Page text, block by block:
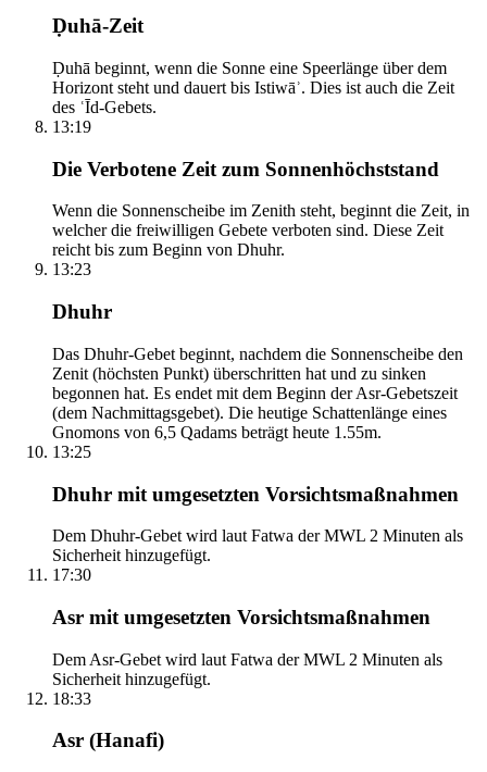
Ḍuhā-Zeit
Ḍuhā beginnt, wenn die Sonne eine Speerlänge über dem
Horizont steht und dauert bis Istiwāʾ. Dies ist auch die Zeit
des ʿĪd-Gebets.
13:19
Die Verbotene Zeit zum Sonnenhöchststand
Wenn die Sonnenscheibe im Zenith steht, beginnt die Zeit, in
welcher die freiwilligen Gebete verboten sind. Diese Zeit
reicht bis zum Beginn von Dhuhr.
13:23
Dhuhr
Das Dhuhr-Gebet beginnt, nachdem die Sonnenscheibe den
Zenit (höchsten Punkt) überschritten hat und zu sinken
begonnen hat. Es endet mit dem Beginn der Asr-Gebetszeit
(dem Nachmittagsgebet). Die heutige Schattenlänge eines
Gnomons von 6,5 Qadams beträgt heute 1.55m.
13:25
Dhuhr mit umgesetzten Vorsichtsmaßnahmen
Dem Dhuhr-Gebet wird laut Fatwa der MWL 2 Minuten als
Sicherheit hinzugefügt.
17:30
Asr mit umgesetzten Vorsichtsmaßnahmen
Dem Asr-Gebet wird laut Fatwa der MWL 2 Minuten als
Sicherheit hinzugefügt.
18:33
Asr (Hanafi)